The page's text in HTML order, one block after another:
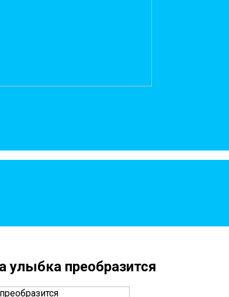
преобразится